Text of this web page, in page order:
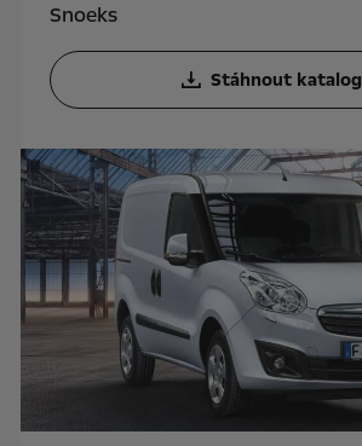
Snoeks
Stáhnout katalog